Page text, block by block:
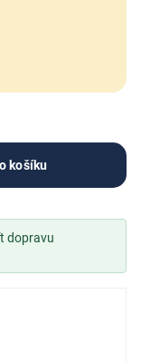
košíku
dopravu